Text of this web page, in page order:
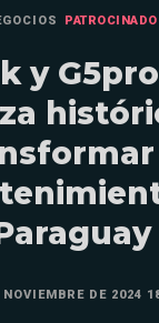
PATROCINADO
y
NOVIEMBRE DE 2024